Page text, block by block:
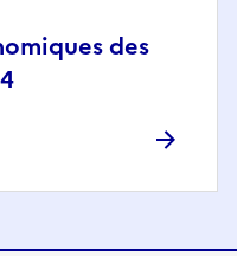
des